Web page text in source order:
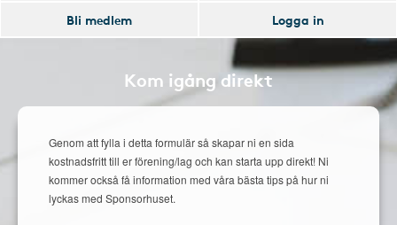
Bli medlem
Logga in
Kom igång direkt
Genom att fylla i detta formulär så skapar ni en sida
kostnadsfritt till er förening/lag och kan starta upp direkt! Ni
kommer också få information med våra bästa tips på hur ni
lyckas med Sponsorhuset.